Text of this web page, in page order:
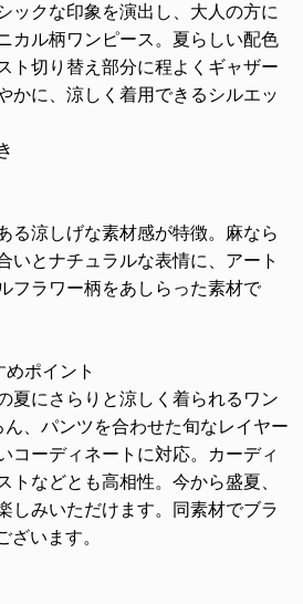
ックな印象を演出し、大人の方に
カル柄ワンピース。夏らしい配色
ト切り替え部分に程よくギャザー
かに、涼しく着用できるシルエッ
る涼しげな素材感が特徴。麻なら
いとナチュラルな表情に、アート
フラワー柄をあしらった素材で
ポイント
夏にさらりと涼しく着られるワン
、パンツを合わせた旬なレイヤー
コーディネートに対応。カーディ
トなどとも高相性。今から盛夏、
しみいただけます。同素材でブラ
ざいます。